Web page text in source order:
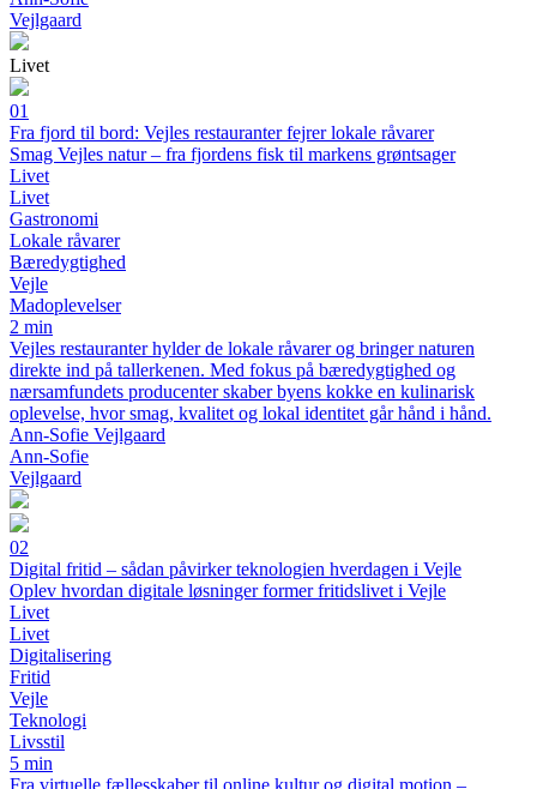
Vejlgaard
Livet
01
Fra fjord til bord: Vejles restauranter fejrer lokale råvarer
Smag Vejles natur – fra fjordens fisk til markens grøntsager
Livet
Livet
Gastronomi
Lokale råvarer
Bæredygtighed
Vejle
Madoplevelser
2 min
Vejles restauranter hylder de lokale råvarer og bringer naturen
direkte ind på tallerkenen. Med fokus på bæredygtighed og
nærsamfundets producenter skaber byens kokke en kulinarisk
oplevelse, hvor smag, kvalitet og lokal identitet går hånd i hånd.
Ann-Sofie Vejlgaard
Ann-Sofie
Vejlgaard
02
Digital fritid – sådan påvirker teknologien hverdagen i Vejle
Oplev hvordan digitale løsninger former fritidslivet i Vejle
Livet
Livet
Digitalisering
Fritid
Vejle
Teknologi
Livsstil
5 min
Fra virtuelle fællesskaber til online kultur og digital motion –